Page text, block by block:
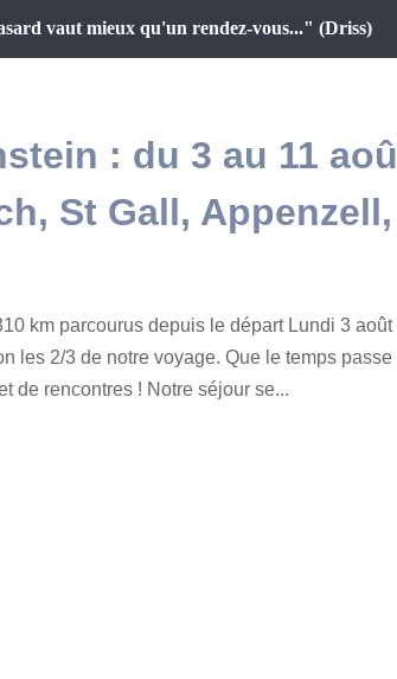
vaut mieux qu'un rendez-vous..." (Driss)
: du 3 au 11
St Gall, Appenzell,
km parcourus depuis le départ Lundi 3 août
les 2/3 de notre voyage. Que le temps passe
de rencontres ! Notre séjour se...